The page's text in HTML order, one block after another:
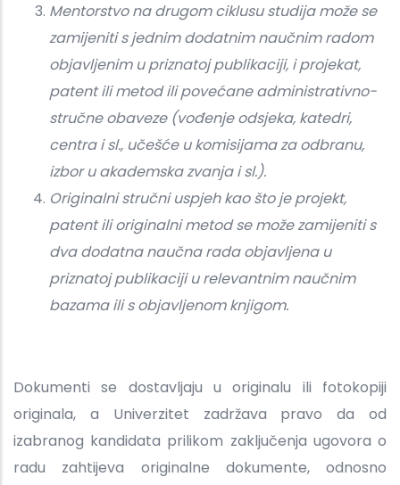
Mentorstvo na drugom ciklusu studija može se
zamijeniti s jednim dodatnim naučnim radom
objavljenim u priznatoj publikaciji, i projekat,
patent ili metod ili povećane administrativno-
stručne obaveze (vođenje odsjeka, katedri,
centra i sl., učešće u komisijama za odbranu,
izbor u akademska zvanja i sl.).
Originalni stručni uspjeh kao što je projekt,
patent ili originalni metod se može zamijeniti s
dva dodatna naučna rada objavljena u
priznatoj publikaciji u relevantnim naučnim
bazama ili s objavljenom knjigom.
Dokumenti se dostavljaju u originalu ili fotokopiji
originala, a Univerzitet zadržava pravo da od
izabranog kandidata prilikom zaključenja ugovora o
radu zahtijeva originalne dokumente, odnosno